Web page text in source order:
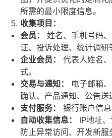
所需的最小限度信息。
收集项目：
会员 ：
姓名、手机号码
证、投诉处理、统计调研
企业会员 ：
代表人姓名
式。
交易与通知：
电子邮箱
确认、产品通知、公告送
支付服务：
银行账户信息
自动收集信息：
IP地址
防止异常访问、开发新服